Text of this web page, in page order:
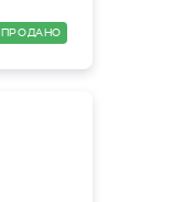
ПРОДАНО